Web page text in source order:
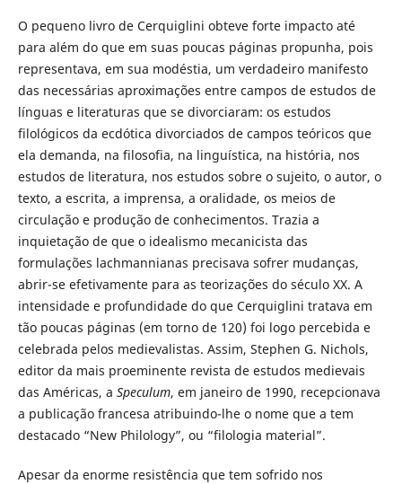
O pequeno livro de Cerquiglini obteve forte impacto até
para além do que em suas poucas páginas propunha, pois
representava, em sua modéstia, um verdadeiro manifesto
das necessárias aproximações entre campos de estudos de
línguas e literaturas que se divorciaram: os estudos
filológicos da ecdótica divorciados de campos teóricos que
ela demanda, na filosofia, na linguística, na história, nos
estudos de literatura, nos estudos sobre o sujeito, o autor, o
texto, a escrita, a imprensa, a oralidade, os meios de
circulação e produção de conhecimentos. Trazia a
inquietação de que o idealismo mecanicista das
formulações lachmannianas precisava sofrer mudanças,
abrir-se efetivamente para as teorizações do século XX. A
intensidade e profundidade do que Cerquiglini tratava em
tão poucas páginas (em torno de 120) foi logo percebida e
celebrada pelos medievalistas. Assim, Stephen G. Nichols,
editor da mais proeminente revista de estudos medievais
das Américas, a Speculum, em janeiro de 1990, recepcionava
a publicação francesa atribuindo-lhe o nome que a tem
destacado “New Philology”, ou “filologia material”.
Apesar da enorme resistência que tem sofrido nos